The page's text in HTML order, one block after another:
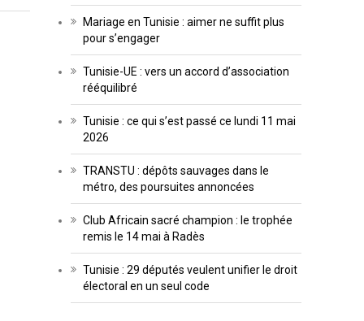
Mariage en Tunisie : aimer ne suffit plus
pour s’engager
Tunisie-UE : vers un accord d’association
rééquilibré
Tunisie : ce qui s’est passé ce lundi 11 mai
2026
TRANSTU : dépôts sauvages dans le
métro, des poursuites annoncées
Club Africain sacré champion : le trophée
remis le 14 mai à Radès
Tunisie : 29 députés veulent unifier le droit
électoral en un seul code